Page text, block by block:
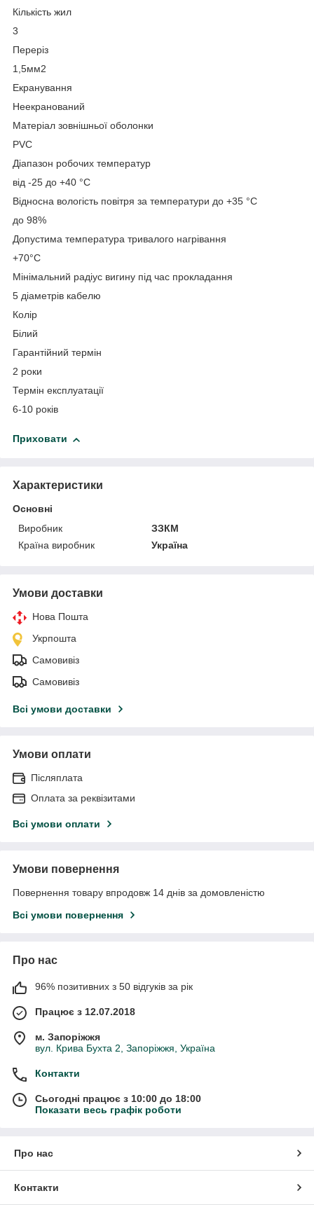
Кількість жил
3
Переріз
1,5мм2
Екранування
Неекранований
Матеріал зовнішньої оболонки
PVC
Діапазон робочих температур
від -25 до +40 °C
Відносна вологість повітря за температури до +35 °C
до 98%
Допустима температура тривалого нагрівання
+70°С
Мінімальний радіус вигину під час прокладання
5 діаметрів кабелю
Колір
Білий
Гарантійний термін
2 роки
Термін експлуатації
6-10 років
Приховати
Характеристики
Основні
Виробник
ЗЗКМ
Країна виробник
Україна
Умови доставки
Нова Пошта
Укрпошта
Самовивіз
Самовивіз
Всі умови доставки
Умови оплати
Післяплата
Оплата за реквізитами
Всі умови оплати
Умови повернення
Повернення товару впродовж 14 днів за домовленістю
Всі умови повернення
Про нас
96% позитивних з 50 відгуків за рік
Працює з 12.07.2018
м. Запоріжжя
вул. Крива Бухта 2, Запоріжжя, Україна
Контакти
Сьогодні працює з 10:00 до 18:00
Показати весь графік роботи
Про нас
Контакти